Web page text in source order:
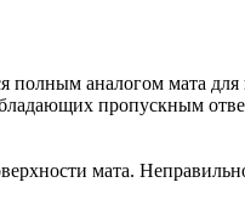
аналогом мата для
пропускным
мата.